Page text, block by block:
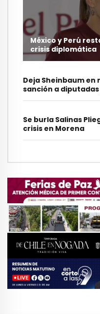
México y Perú
crisis diplomática
Deja Sheinbaum en
sanción a
Se burla Salinas
crisis en Morena